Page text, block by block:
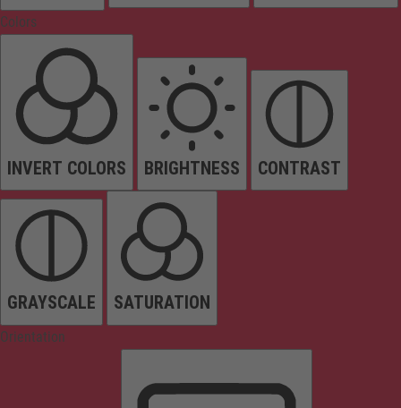
Colors
INVERT COLORS BRIGHTNESS CONTRAST
GRAYSCALE SATURATION
Orientation